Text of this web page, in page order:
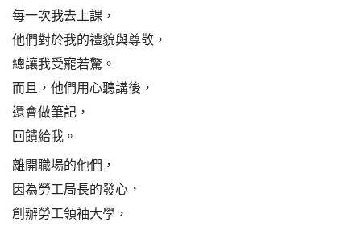
每一次我去上課，
他們對於我的禮貌與尊敬，
總讓我受寵若驚。
而且，他們用心聽講後，
還會做筆記，
回饋給我。
離開職場的他們，
因為勞工局長的發心，
創辦勞工領袖大學，